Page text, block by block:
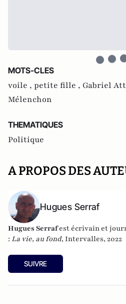
MOTS-CLES
voile , petite fille , Gabriel
Mélenchon
THEMATIQUES
Politique
A PROPOS DES
Hugues Serraf
Hugues Serrafest écrivain et
: La vie, au fond, Intervalles, 2022
SUIVRE